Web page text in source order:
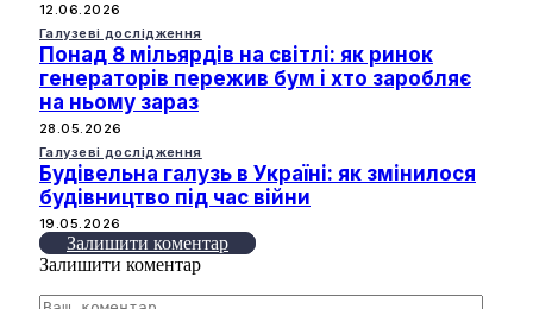
12.06.2026
Галузеві дослідження
Понад 8 мільярдів на світлі: як ринок
генераторів пережив бум і хто заробляє
на ньому зараз
28.05.2026
Галузеві дослідження
Будівельна галузь в Україні: як змінилося
будівництво під час війни
19.05.2026
Залишити коментар
Залишити коментар